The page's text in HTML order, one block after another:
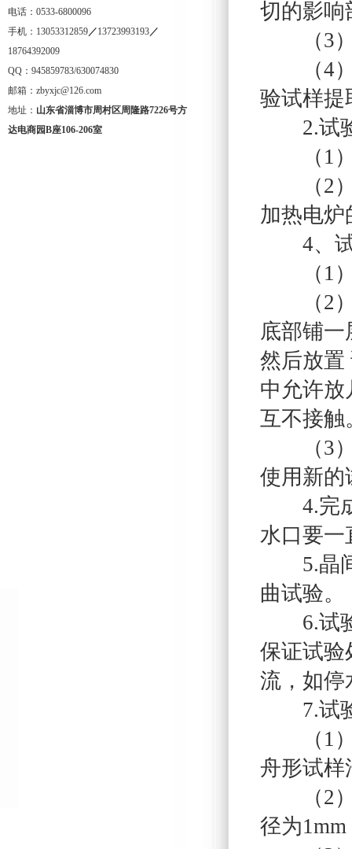
切的影响
（3）
（4）
验试样提
2.试验
（1）
（2）
加热电炉
4、试
（1）
（2）
底部铺一
然后放置
中允许放
互不接触
（3）
使用新的
4.完成
水口要一
5.晶间
曲试验。
6.试验
保证试验
流，如停
7.试验
（1）
舟形试样
（2）
径为
电话：0533-6800096
手机：13053312859／13723993193／
18764392009
QQ：945859783/630074830
邮箱：zbyxjc@126.com
地址： 山东省淄博市周村区周隆路7226号方
达电商园B座106-206室